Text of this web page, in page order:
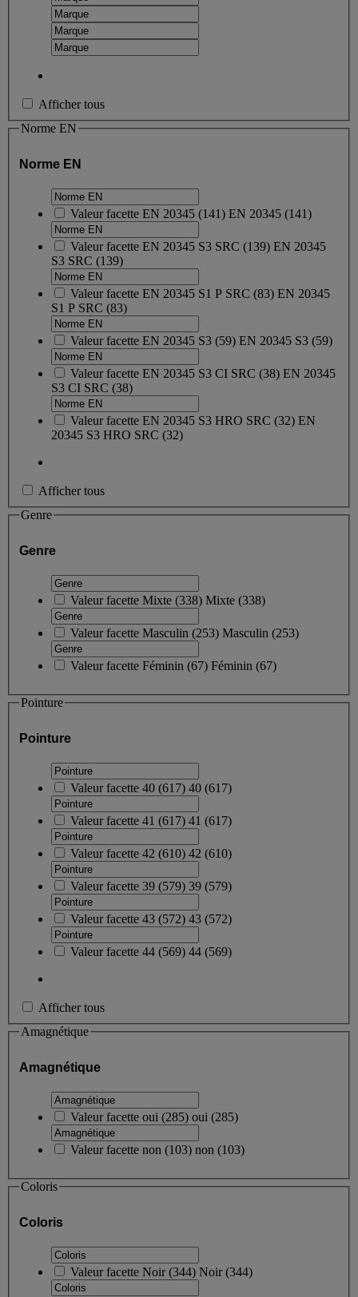
Afficher tous
Norme EN
Norme EN
Valeur facette EN 20345 (141) EN 20345 (141)
Valeur facette EN 20345 S3 SRC (139) EN 20345
S3 SRC (139)
Valeur facette EN 20345 S1 P SRC (83) EN 20345
S1 P SRC (83)
Valeur facette EN 20345 S3 (59) EN 20345 S3 (59)
Valeur facette EN 20345 S3 CI SRC (38) EN 20345
S3 CI SRC (38)
Valeur facette EN 20345 S3 HRO SRC (32) EN
20345 S3 HRO SRC (32)
Afficher tous
Genre
Genre
Valeur facette Mixte (338) Mixte (338)
Valeur facette Masculin (253) Masculin (253)
Valeur facette Féminin (67) Féminin (67)
Pointure
Pointure
Valeur facette 40 (617) 40 (617)
Valeur facette 41 (617) 41 (617)
Valeur facette 42 (610) 42 (610)
Valeur facette 39 (579) 39 (579)
Valeur facette 43 (572) 43 (572)
Valeur facette 44 (569) 44 (569)
Afficher tous
Amagnétique
Amagnétique
Valeur facette oui (285) oui (285)
Valeur facette non (103) non (103)
Coloris
Coloris
Valeur facette Noir(344) Noir(344)